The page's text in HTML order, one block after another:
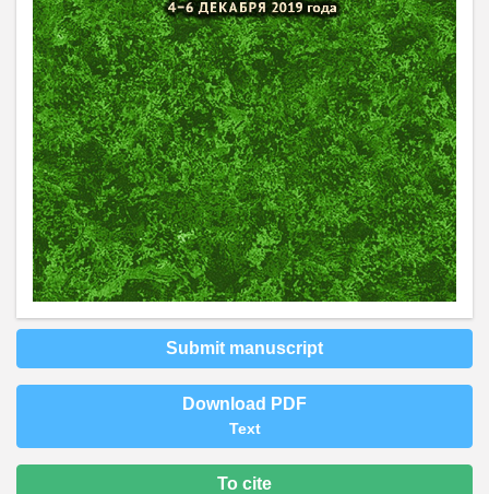
Submit manuscript
Download PDF
Text
To cite